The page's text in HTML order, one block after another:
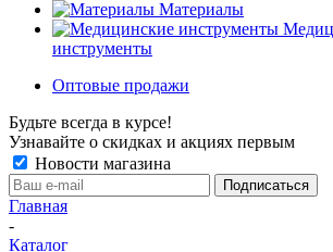
Материалы
инструменты
Оптовые продажи
Будьте всегда в курсе!
Узнавайте о скидках и акциях первым
Новости магазина
Главная
-
Каталог